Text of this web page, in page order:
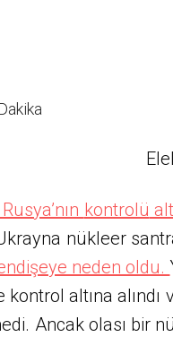
kontrolü
nükleer
neden oldu.
kontrol altına
Ancak olası bir